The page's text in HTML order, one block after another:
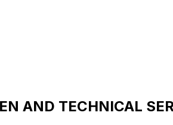
AND TECHNICAL